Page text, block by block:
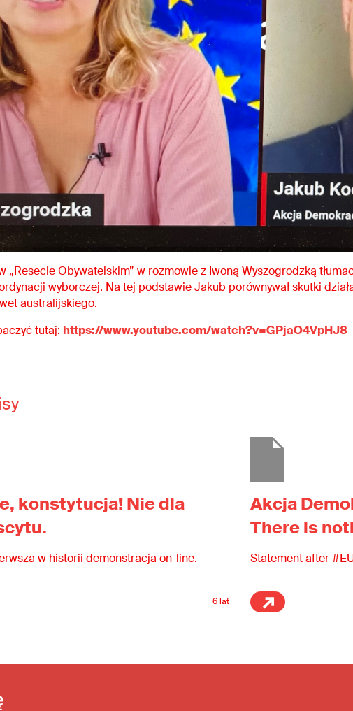
„Resecie Obywatelskim” w rozmowie z Iwoną Wyszogrodzką
wyborczej. Na tej podstawie Jakub porównywał skutki
australijskiego.
tutaj: https://www.youtube.com/watch?v=GPjaO4VpHJ8
konstytucja! Nie dla
w historii demonstracja on-line.
6 lat
Akcja
There is
Statement after